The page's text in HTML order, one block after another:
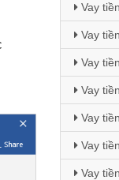
Vay
Vay
Vay
Vay
Vay
Vay
Vay